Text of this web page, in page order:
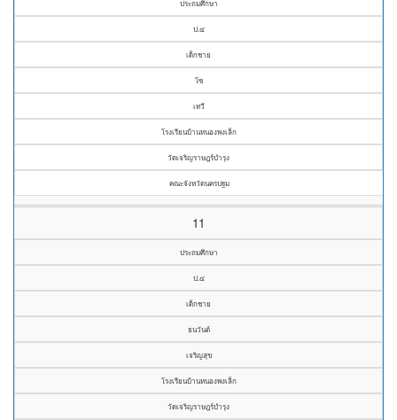
ประถมศึกษา
ป.๔
เด็กชาย
โซ
เทวี
โรงเรียนบ้านหนองพงเล็ก
วัดเจริญราษฎร์บำรุง
คณะจังหวัดนครปฐม
11
ประถมศึกษา
ป.๔
เด็กชาย
ธนวันต์
เจริญสุข
โรงเรียนบ้านหนองพงเล็ก
วัดเจริญราษฎร์บำรุง